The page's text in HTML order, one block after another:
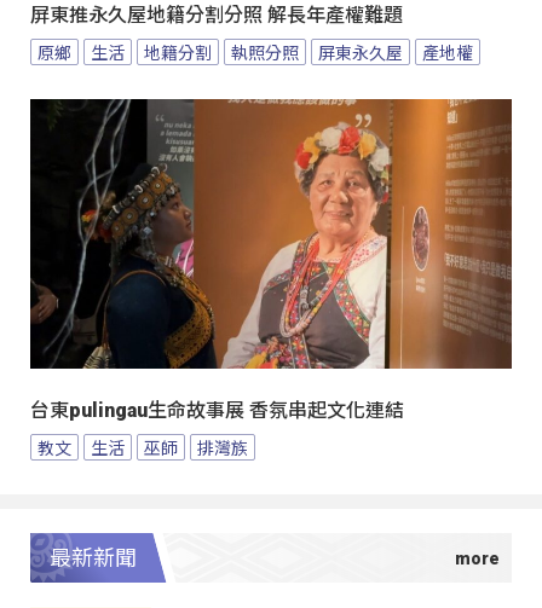
屏東推永久屋地籍分割分照 解長年產權難題
原鄉 生活 地籍分割 執照分照 屏東永久屋 產地權
台東pulingau生命故事展 香氛串起文化連結
教文 生活 巫師 排灣族
最新新聞